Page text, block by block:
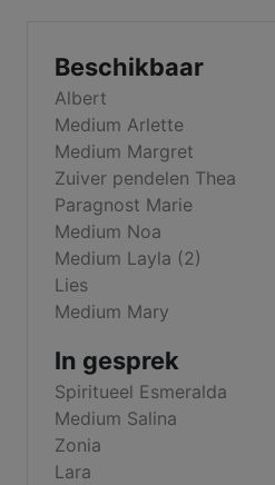
Beschikbaar
Albert
Medium Arlette
Medium Margret
Zuiver pendelen Thea
Paragnost Marie
Medium Noa
Medium Layla (2)
Lies
Medium Mary
In gesprek
Spiritueel Esmeralda
Medium Salina
Zonia
Lara